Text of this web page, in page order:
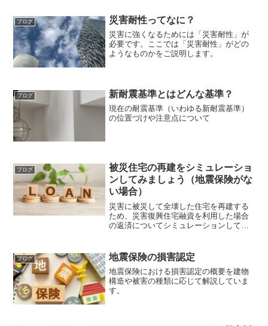
ブログ 災害耐性ってなに？
災害に強くなるためには「災害耐性」が
必要です。ここでは「災害耐性」がどの
ようなものかをご説明します。
ブログ 新耐震基準とはどんな基準？
現在の耐震基準（いわゆる新耐震基準）
の位置づけや注意点について
ブログ
被災住宅の再建をシミュレーショ
ンしてみましょう（地震保険がな
い場合）
災害に被災して全壊した住宅を再建する
ため、災害復興住宅融資を利用した場合
の返済についてシミュレーションしてみ
ブログ 地震保険の損害認定
地震保険における損害認定の概要を建物
構造や被害の種類に応じて解説していま
す。